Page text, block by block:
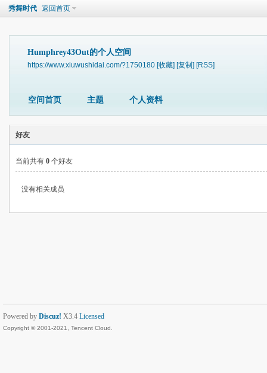
秀舞时代 返回首页
Humphrey43Out的个人空间
https://www.xiuwushidai.com/?1750180 [收藏] [复制] [RSS]
空间首页 主题 个人资料
好友
当前共有 0 个好友
没有相关成员
Powered by Discuz! X3.4 Licensed
Copyright © 2001-2021, Tencent Cloud.